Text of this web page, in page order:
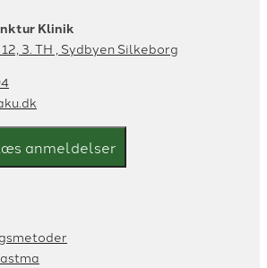
Klinik
3. TH , Sydbyen Silkeborg
anmeldelser